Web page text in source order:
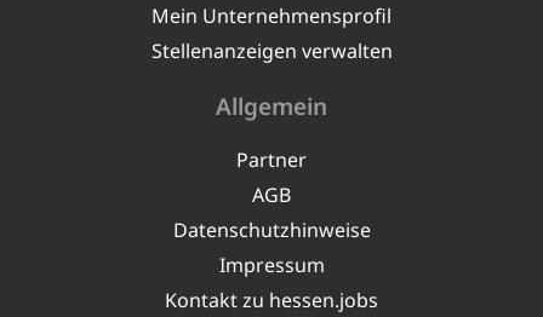
Mein Unternehmensprofil
Stellenanzeigen verwalten
Allgemein
Partner
AGB
Datenschutzhinweise
Impressum
Kontakt zu hessen.jobs